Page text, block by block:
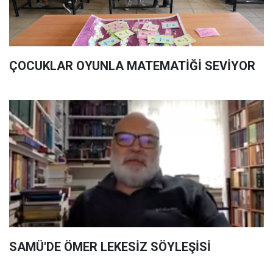
ÇOCUKLAR OYUNLA MATEMATİĞİ SEVİYOR
SAMÜ'DE ÖMER LEKESİZ SÖYLEŞİSİ